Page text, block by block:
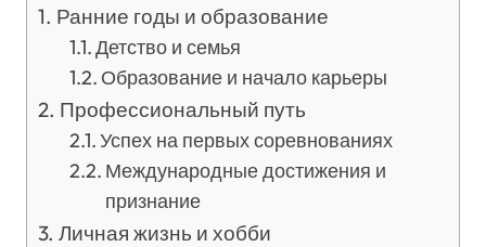
Ранние годы и образование
Детство и семья
Образование и начало карьеры
Профессиональный путь
Успех на первых соревнованиях
Международные достижения и
признание
Личная жизнь и хобби